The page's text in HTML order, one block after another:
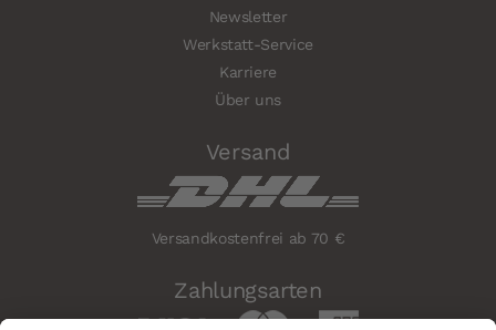
Newsletter
Werkstatt-Service
Karriere
Über uns
Versand
Versandkostenfrei ab 70 €
Zahlungsarten